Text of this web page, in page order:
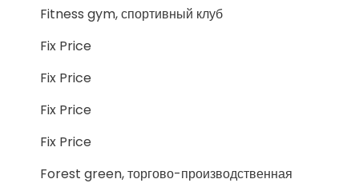
Fitness gym, спортивный клуб
Fix Price
Fix Price
Fix Price
Fix Price
Forest green, торгово-производственная